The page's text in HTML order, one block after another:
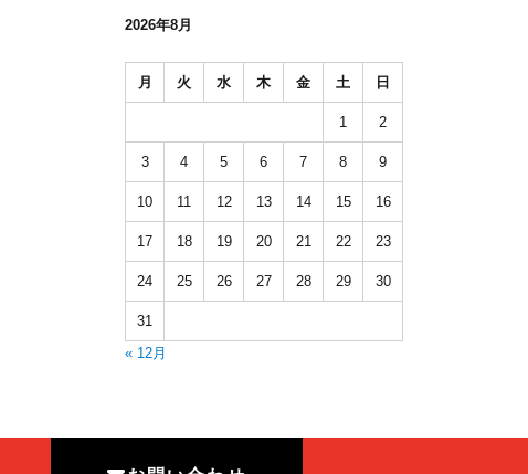
2026年8月
月 火 水 木 金 土 日
1 2
3 4 5 6 7 8 9
10 11 12 13 14 15 16
17 18 19 20 21 22 23
24 25 26 27 28 29 30
31
« 12月